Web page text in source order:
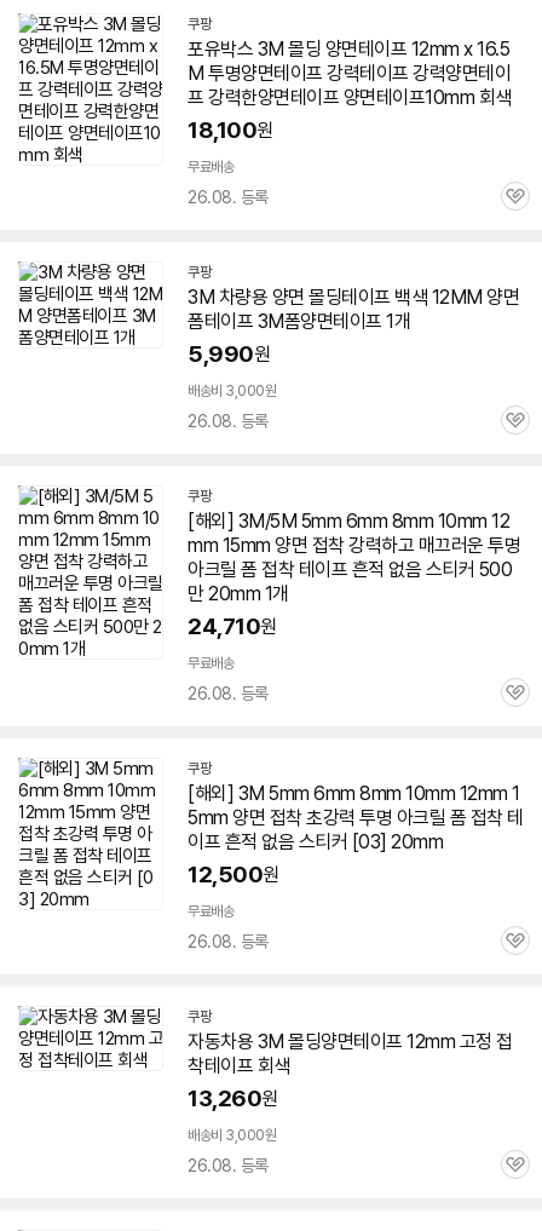
쿠팡
포유박스 3M 몰딩 양면테이프 12mm x 16.5
M 투명양면테이프 강력테이프 강력양면테이
프 강력한양면테이프 양면테이프10mm 회색
18,100원
무료배송
26.08. 등록
관
쿠팡
3M 차량용 양면 몰딩테이프 백색 12MM 양면
폼테이프 3M폼양면테이프 1개
5,990원
배송비 3,000원
26.08. 등록
관
쿠팡
[해외] 3M/5M 5mm 6mm 8mm 10mm 12
mm 15mm 양면 접착 강력하고 매끄러운 투명
아크릴 폼 접착 테이프 흔적 없음 스티커 500
만 20mm 1개
24,710원
무료배송
26.08. 등록
관
쿠팡
[해외] 3M 5mm 6mm 8mm 10mm 12mm 1
5mm 양면 접착 초강력 투명 아크릴 폼 접착 테
이프 흔적 없음 스티커 [03] 20mm
12,500원
무료배송
26.08. 등록
관
쿠팡
자동차용 3M 몰딩양면테이프 12mm 고정 접
착테이프 회색
13,260원
배송비 3,000원
26.08. 등록
관